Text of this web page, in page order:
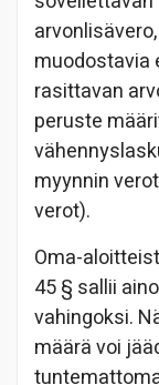
muodostavia
rasittavan
peruste
myynnin
verot).
Oma-
45 § sallii
vahingoksi.
määrä voi